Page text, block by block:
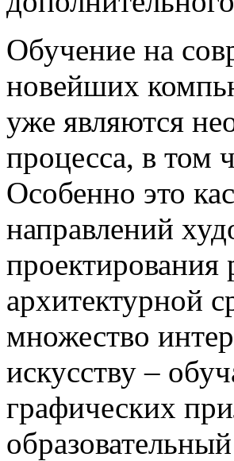
Обучение на
новейших
уже являются
процесса, в том
Особенно это
направлений
архитектурной
множество
искусству –
графических